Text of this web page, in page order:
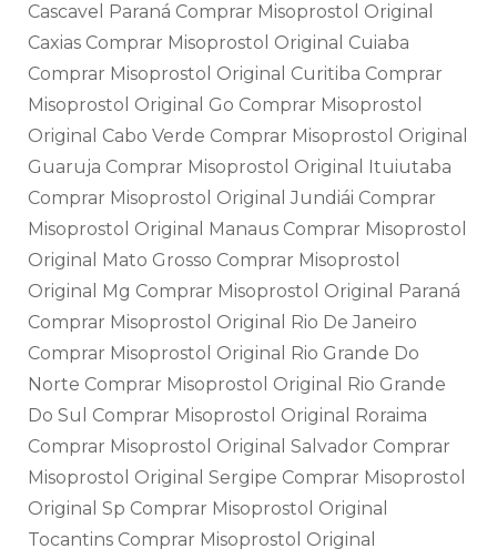
Cascavel Paraná Comprar Misoprostol Original
Caxias Comprar Misoprostol Original Cuiaba
Comprar Misoprostol Original Curitiba Comprar
Misoprostol Original Go Comprar Misoprostol
Original Cabo Verde Comprar Misoprostol Original
Guaruja Comprar Misoprostol Original Ituiutaba
Comprar Misoprostol Original Jundiái Comprar
Misoprostol Original Manaus Comprar Misoprostol
Original Mato Grosso Comprar Misoprostol
Original Mg Comprar Misoprostol Original Paraná
Comprar Misoprostol Original Rio De Janeiro
Comprar Misoprostol Original Rio Grande Do
Norte Comprar Misoprostol Original Rio Grande
Do Sul Comprar Misoprostol Original Roraima
Comprar Misoprostol Original Salvador Comprar
Misoprostol Original Sergipe Comprar Misoprostol
Original Sp Comprar Misoprostol Original
Tocantins Comprar Misoprostol Original